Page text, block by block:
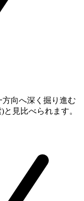
方向へ深く掘り進む
見比べられます。